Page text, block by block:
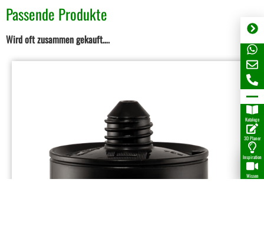
Passende Produkte
Wird oft zusammen gekauft….
Kataloge
3D Planer
Inspiration
Wissen